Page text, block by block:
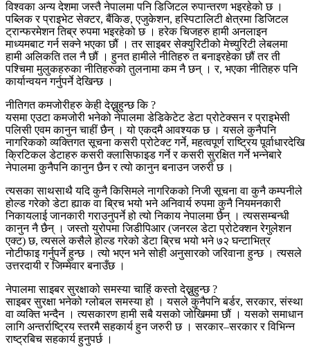
विश्वका अन्य देशमा जस्तै नेपालमा पनि डिजिटल रुपान्तरण भइरहेको छ ।
पब्लिक र प्राइभेट सेक्टर, बैंकिङ, एजुकेशन, हस्पिटालिटी क्षेत्रमा डिजिटल
ट्रान्फरमेशन तिब्र रुपमा भइरहेको छ । हरेक चिजहरु हामी अनलाइन
माध्यमबाट गर्न सक्ने भएका छौं । तर साइबर सेक्युरिटीको मेच्युरिटी लेबलमा
हामी अलिकति तल नै छौं । हुनत हामीले नीतिहरु त बनाइरहेका छौं तर ती
पश्चिमा मुलुकहरुका नीतिहरुको तुलनामा कम नै छन् । र, भएका नीतिहरु पनि
कार्यान्वयन गर्नुपर्ने देखिन्छ ।
नीतिगत कमजोरीहरु केही देख्नुहुन्छ कि ?
यसमा एउटा कमजोरी भनेको नेपालमा डेडिकेटेट डेटा प्रोटेक्सन र प्राइभेसी
पलिसी एवम कानुन चाहीं छैन् । यो एकदमै आवश्यक छ । यसले कुनैपनि
नागरिकको व्यक्तिगत सूचना कसरी प्रोटेक्ट गर्ने, महत्वपूर्ण राष्ट्रिय पूर्वाधारदेखि
क्रिटिकल डेटाहरु कसरी क्लासिफाइड गर्ने र कसरी सुरक्षित गर्ने भन्नेबारे
नेपालमा कुनैपनि कानुन छैन र त्यो कानुन बनाउन जरुरी छ ।
त्यसका साथसाथै यदि कुनै किसिमले नागरिकको निजी सूचना वा कुनै कम्पनीले
होल्ड गरेको डेटा ह्याक वा ब्रिच भयो भने अनिवार्य रुपमा कुनै नियमनकारी
निकायलाई जानकारी गराउनुपर्ने हो त्यो निकाय नेपालमा छैन् । त्यससम्बन्धी
कानुन नै छैन् । जस्तो युरोपमा जिडीपिआर (जनरल डेटा प्रोटेक्शन रेगुलेशन
एक्ट) छ, त्यसले कसैले होल्ड गरेको डेटा ब्रिच भयो भने ७२ घन्टाभित्र
नोटीफाइ गर्नुपर्ने हुन्छ । त्यो भएन भने सोही अनुसारको जरिवाना हुन्छ । त्यसले
उत्तरदायी र जिम्मेवार बनाउँछ ।
नेपालमा साइबर सुरक्षाको समस्या चाहिं कस्तो देख्नुहुन्छ ?
साइबर सुरक्षा भनेको ग्लोबल समस्या हो । यसले कुनैपनि बर्डर, सरकार, संस्था
वा व्यक्ति भन्दैन । त्यसकारण हामी सबै यसको जोखिममा छौं । यसको समाधान
लागि अन्तर्राष्ट्रिय स्तरमै सहकार्य हुन जरुरी छ । सरकार–सरकार र विभिन्न
राष्ट्रबिच सहकार्य हुनुपर्छ ।